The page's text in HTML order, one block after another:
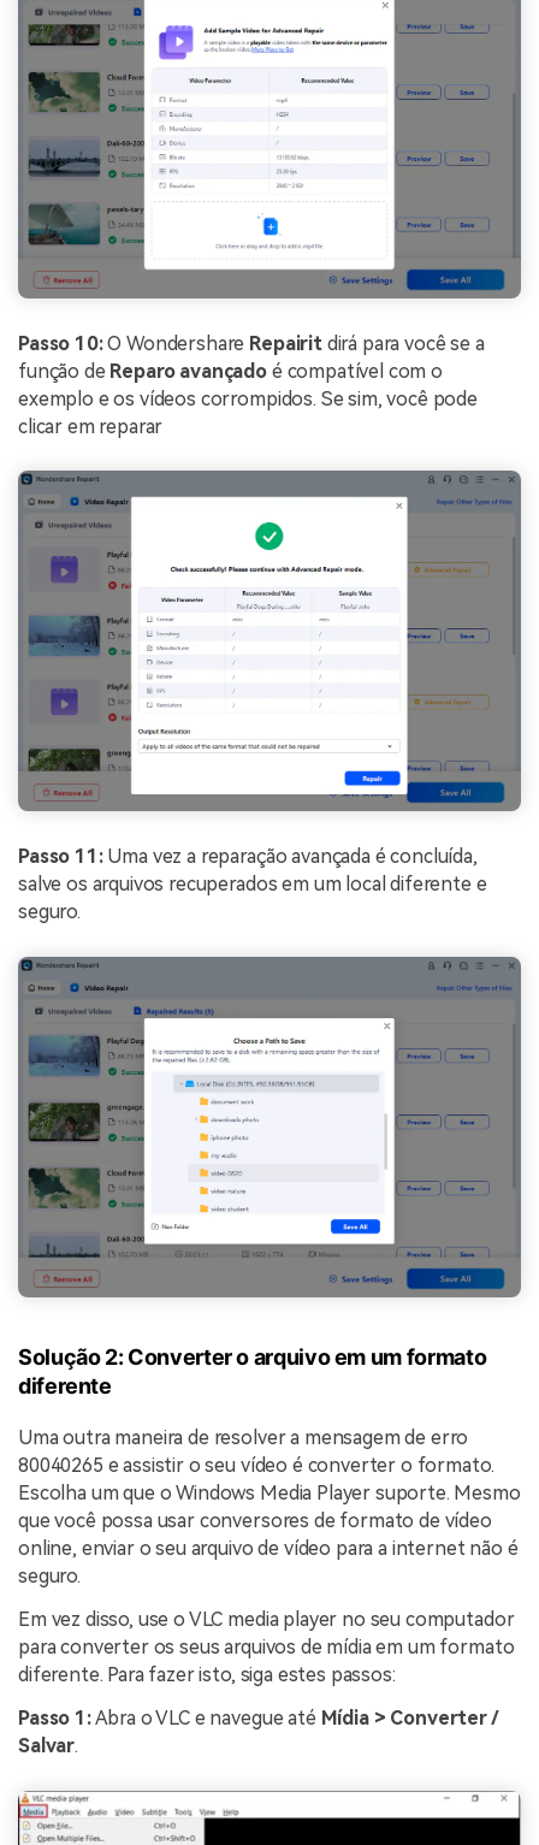
Passo 10:O Wondershare Repairitdirá para você se a
função de Reparo avançado é compatível com o
exemplo e os vídeos corrompidos. Se sim, você pode
clicar em reparar
Passo 11:Uma vez a reparação avançada é concluída,
salve os arquivos recuperados em um local diferente e
seguro.
Solução 2: Converter o arquivo em um formato
diferente
Uma outra maneira de resolver a mensagem de erro
80040265 e assistir o seu vídeo é converter o formato.
Escolha um que o Windows Media Player suporte. Mesmo
que você possa usar conversores de formato de vídeo
online, enviar o seu arquivo de vídeo para a internet não é
seguro.
Em vez disso, use o VLC media player no seu computador
para converter os seus arquivos de mídia em um formato
diferente. Para fazer isto, siga estes passos:
Passo 1:Abra o VLC e navegue até Mídia > Converter /
Salvar.